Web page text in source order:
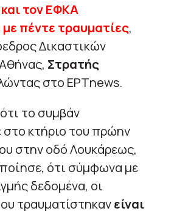
τον ΕΦΚΑ
πέντε τραυματίες,
Δικαστικών
Στρατής
στο ΕΡΤnews.
το συμβάν
κτήριο του πρώην
στην οδό Λουκάρεως,
ότι σύμφωνα με
δεδομένα, οι
τραυματίστηκανείναι